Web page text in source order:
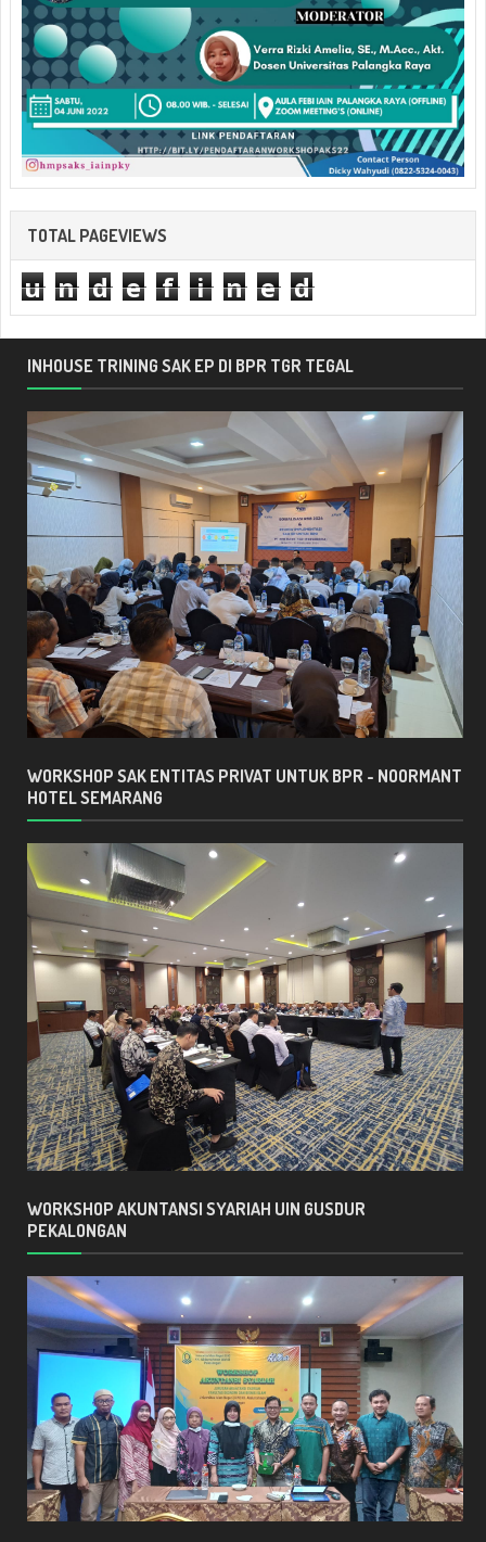
TOTAL PAGEVIEWS
u n d e f i n e d
INHOUSE TRINING SAK EP DI BPR TGR TEGAL
WORKSHOP SAK ENTITAS PRIVAT UNTUK BPR - NOORMANT
HOTEL SEMARANG
WORKSHOP AKUNTANSI SYARIAH UIN GUSDUR
PEKALONGAN